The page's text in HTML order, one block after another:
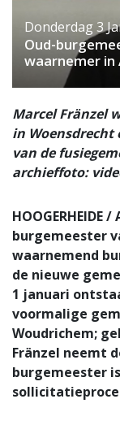
Donderdag 3
Oud-
waarnemer in
Marcel Fränzel
in Woensdrecht
van de
archieffoto:
HOOGERHEIDE
burgemeester
waarnemend
de nieuwe
1 januari
voormalige
Woudrichem;
Fränzel neemt
burgemeester